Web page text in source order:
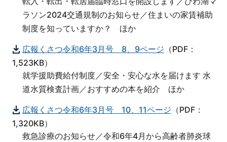
ラソン2024交通規制のお知らせ／住まいの家賃補助
制度を知っていますか？ ほか
広報くさつ令和6年3月号 8、9ページ （PDF：
1,523KB）
就学援助費給付制度／安全・安心な水を届けます 水
道水質検査計画／おすすめの本を紹介 ほか
広報くさつ令和6年3月号 10、11ページ （PDF：
1,320KB）
救急診療のお知らせ／令和6年4月から高齢者肺炎球